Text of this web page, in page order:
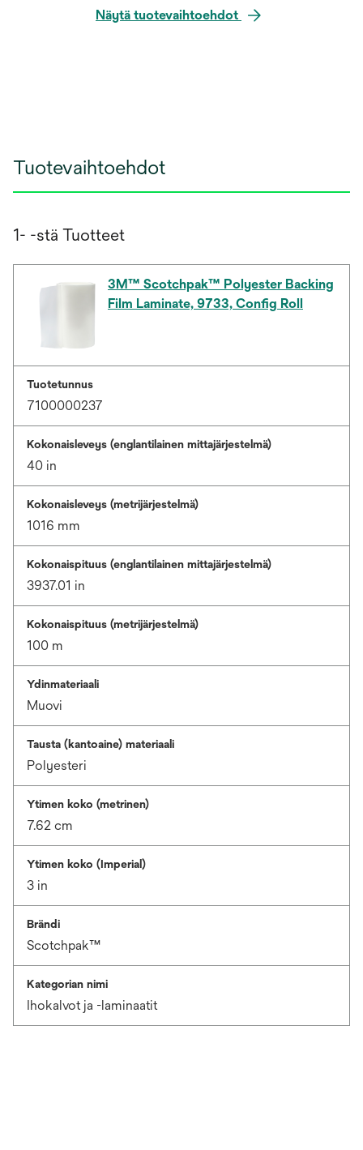
Näytä tuotevaihtoehdot
Tuotevaihtoehdot
1- -stä Tuotteet
3M™ Scotchpak™ Polyester Backing
Film Laminate, 9733, Config Roll
Tuotetunnus
7100000237
Kokonaisleveys (englantilainen mittajärjestelmä)
40 in
Kokonaisleveys (metrijärjestelmä)
1016 mm
Kokonaispituus (englantilainen mittajärjestelmä)
3937.01 in
Kokonaispituus (metrijärjestelmä)
100 m
Ydinmateriaali
Muovi
Tausta (kantoaine) materiaali
Polyesteri
Ytimen koko (metrinen)
7.62 cm
Ytimen koko (Imperial)
3 in
Brändi
Scotchpak™
Kategorian nimi
Ihokalvot ja -laminaatit